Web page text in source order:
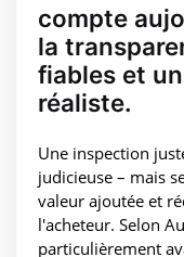
compte
la
fiables et
réaliste.
Une inspection
judicieuse – mais
valeur ajoutée et
l'acheteur. Selon
particulièrement